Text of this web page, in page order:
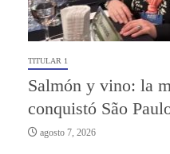
TITULAR 1
Salmón y vino: la
conquistó São
agosto 7, 2026